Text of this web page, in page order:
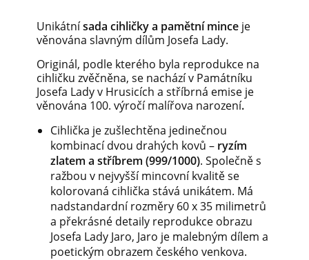
Unikátnísada cihličky a pamětní mince je
věnována slavným dílům Josefa Lady.
Originál, podle kterého byla reprodukce na
cihličku zvěčněna, se nachází v Památníku
Josefa Lady v Hrusicích a stříbrná emise je
věnována 100. výročí malířova narození.
Cihlička je zušlechtěna jedinečnou
kombinací dvou drahých kovů – ryzím
zlatem a stříbrem (999/1000). Společně s
ražbou v nejvyšší mincovní kvalitě se
kolorovaná cihlička stává unikátem. Má
nadstandardní rozměry 60 x 35 milimetrů
a překrásné detaily reprodukce obrazu
Josefa Lady Jaro, Jaro je malebným dílem a
poetickým obrazem českého venkova.